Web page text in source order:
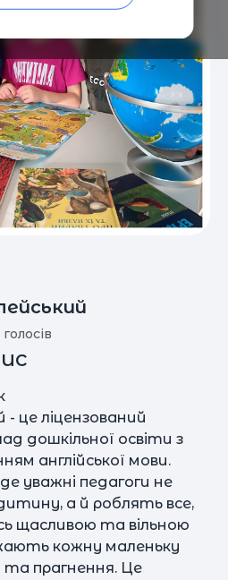
- це ліцензований
дошкільної освіти з
англійської мови.
уважні педагоги не
а й роблять все,
щасливою та вільною
кожну маленьку
та прагнення. Це